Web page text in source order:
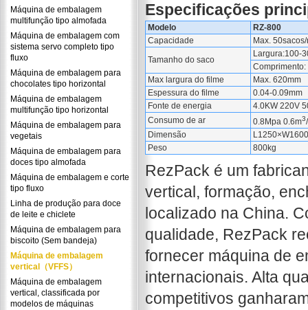
Máquina de embalagem
multifunção tipo almofada
Máquina de embalagem com
sistema servo completo tipo
fluxo
Máquina de embalagem para
chocolates tipo horizontal
Máquina de embalagem
multifunção tipo horizontal
Máquina de embalagem para
vegetais
Máquina de embalagem para
doces tipo almofada
Máquina de embalagem e corte
tipo fluxo
Linha de produção para doce
de leite e chiclete
Máquina de embalagem para
biscoito (Sem bandeja)
Máquina de embalagem
vertical（VFFS）
Máquina de embalagem
vertical, classificada por
modelos de máquinas
Especificações
Modelo
RZ-800
Capacidade
Max.
Tamanho do saco
Largura:100-
Max largura do filme
Max. 620mm
Espessura do filme
0.04-0.09mm
Fonte de energia
4.0KW 220V
Consumo de ar
0.8Mpa 0.6m3
Dimensão
Peso
800kg
RezPack é um
vertical, formação,
localizado na China.
qualidade, RezPack
fornecer máquina de
internacionais. Alta
competitivos